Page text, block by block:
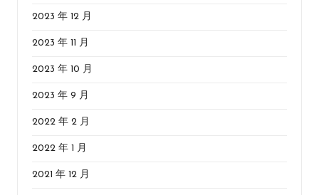
2023 年 12 月
2023 年 11 月
2023 年 10 月
2023 年 9 月
2022 年 2 月
2022 年 1 月
2021 年 12 月